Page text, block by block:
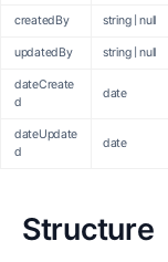
createdBy string | null
updatedBy string | null
dateCreate
d
date
dateUpdate
d
date
Structure